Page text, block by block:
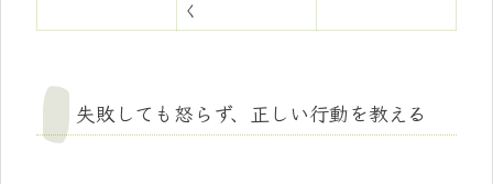
く
失敗しても怒らず、正しい行動を教える